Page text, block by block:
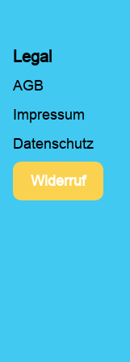
Legal
AGB
Impressum
Datenschutz
Widerruf